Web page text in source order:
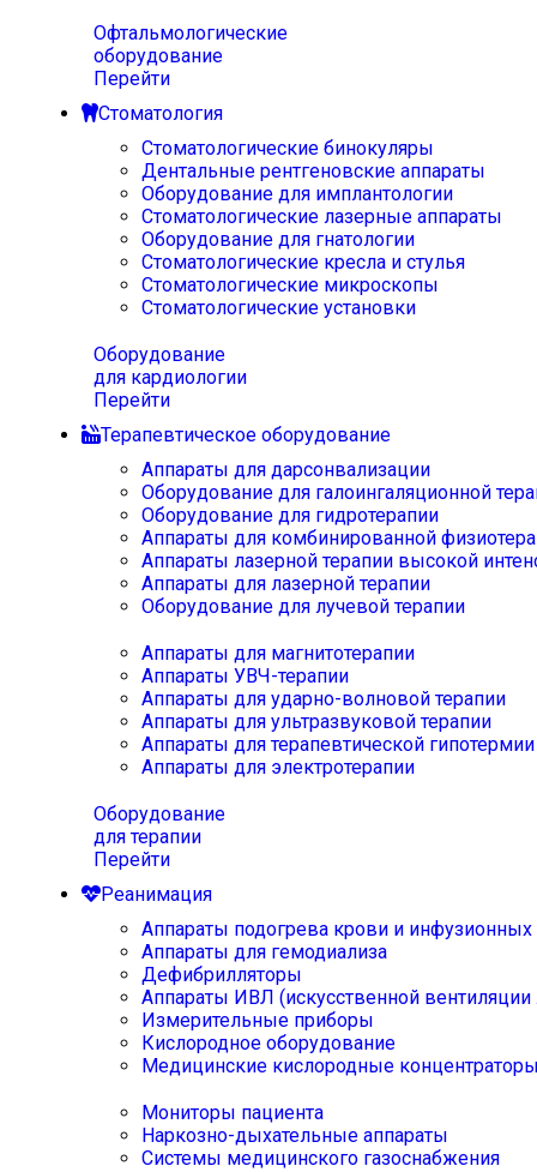
Офтальмологические
оборудование
Перейти
Стоматология
Стоматологические бинокуляры
Дентальные рентгеновские аппараты
Оборудование для имплантологии
Стоматологические лазерные аппараты
Оборудование для гнатологии
Стоматологические кресла и стулья
Стоматологические микроскопы
Стоматологические установки
Оборудование
для кардиологии
Перейти
Терапевтическое оборудование
Аппараты для дарсонвализации
Оборудование для галоингаляционной
Оборудование для гидротерапии
Аппараты для комбинированной
Аппараты лазерной терапии высокой
Аппараты для лазерной терапии
Оборудование для лучевой терапии
Аппараты для магнитотерапии
Аппараты УВЧ-терапии
Аппараты для ударно-волновой терапии
Аппараты для ультразвуковой терапии
Аппараты для терапевтической
Аппараты для электротерапии
Оборудование
для терапии
Перейти
Реанимация
Аппараты подогрева крови и инфузионных
Аппараты для гемодиализа
Дефибрилляторы
Аппараты ИВЛ (искусственной вентиляции
Измерительные приборы
Кислородное оборудование
Медицинские кислородные
Мониторы пациента
Наркозно-дыхательные аппараты
Системы медицинского газоснабжения